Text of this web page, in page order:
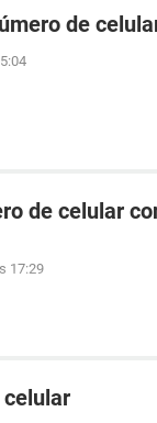
de
de celular
17:29